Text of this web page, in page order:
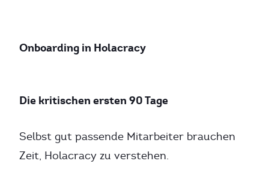
Onboarding in Holacracy
Die kritischen ersten 90 Tage
Selbst gut passende Mitarbeiter brauchen
Zeit, Holacracy zu verstehen.